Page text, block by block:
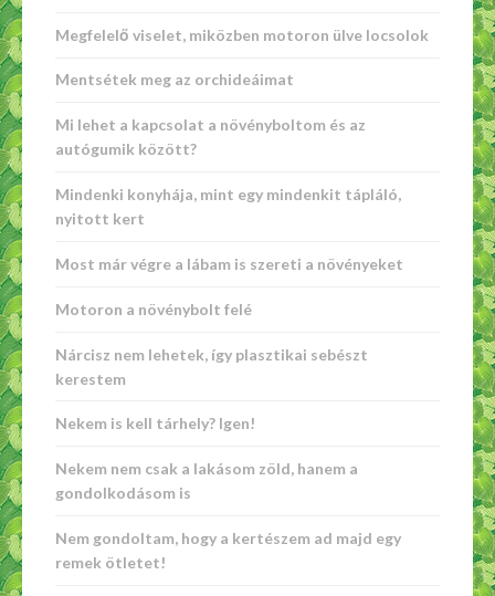
Megfelelő viselet, miközben motoron ülve locsolok
Mentsétek meg az orchideáimat
Mi lehet a kapcsolat a növényboltom és az
autógumik között?
Mindenki konyhája, mint egy mindenkit tápláló,
nyitott kert
Most már végre a lábam is szereti a növényeket
Motoron a növénybolt felé
Nárcisz nem lehetek, így plasztikai sebészt
kerestem
Nekem is kell tárhely? Igen!
Nekem nem csak a lakásom zöld, hanem a
gondolkodásom is
Nem gondoltam, hogy a kertészem ad majd egy
remek ötletet!